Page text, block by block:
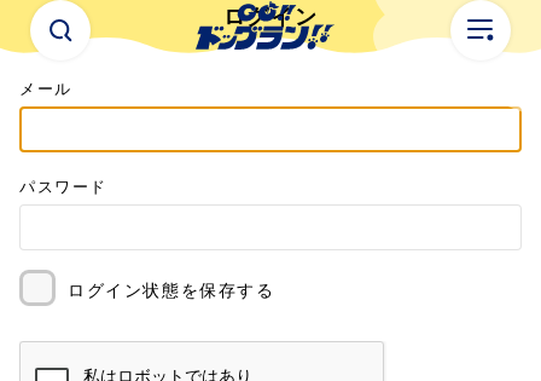
ログイン
メール
パスワード
ログイン状態を保存する